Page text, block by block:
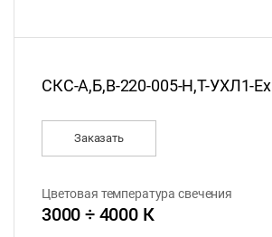
СКС-А,Б,В-220-005-Н,Т-УХЛ1-Ex
Заказать
Цветовая температура свечения
3000 ÷ 4000 К